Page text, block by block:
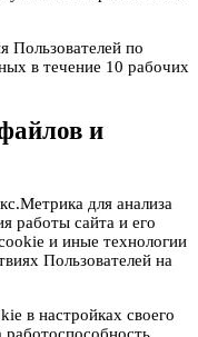
Пользователей по
в течение 10 рабочих
и
для анализа
работы сайта и его
и иные технологии
Пользователей на
в настройках своего